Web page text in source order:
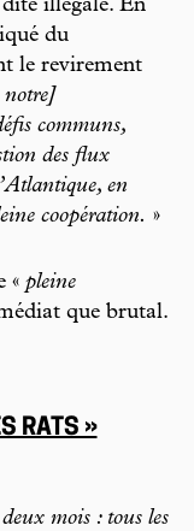
illégale. En
du
le revirement
notre]
communs,
des flux
en
coopération. »
« pleine
que brutal.
RATS »
mois : tous les